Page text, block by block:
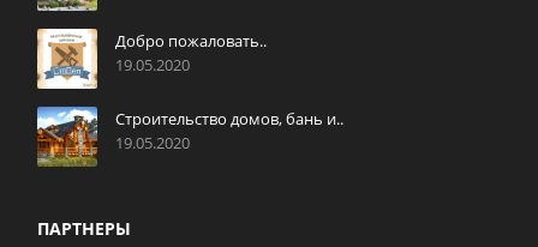
Добро пожаловать..
19.05.2020
Строительство домов, бань и..
19.05.2020
ПАРТНЕРЫ